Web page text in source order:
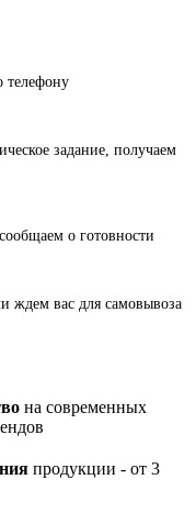
телефону
задание, получаем
о готовности
ждем вас для самовывоза
на современных
продукции - от 3